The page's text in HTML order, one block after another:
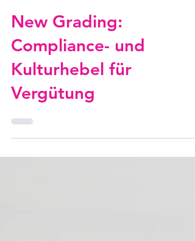
New Pay Collective
5. Dez. 2025
1 Min. Lesezeit
New Grading:
Kulturhebel für
Vergütung